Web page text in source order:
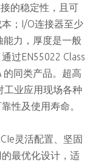
的稳定性，且可
；I/O连接器至少
能力，厚度是一般
过EN55022 Class
的同类产品。超高
工业应用现场各种
性及使用寿命。
灵活配置、坚固
最优化设计，适